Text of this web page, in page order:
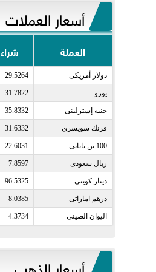
أسعار العملات
العملة شراء
دولار أمريكى​ 29.5264
يورو​ 31.7822
جنيه إسترلينى​ 35.8332
فرنك سويسرى​ 31.6332
100 ين يابانى​ 22.6031
ريال سعودى​ 7.8597
دينار كويتى​ 96.5325
درهم اماراتى​ 8.0385
اليوان الصينى​ 4.3734
أسعار الذهب